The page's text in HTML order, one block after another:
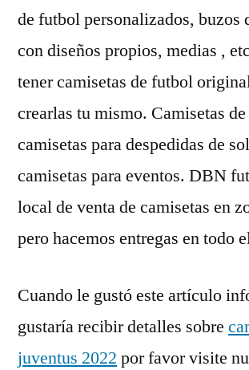
de futbol personalizados, buzos
con diseños propios, medias ,
tener camisetas de futbol
crearlas tu mismo. Camisetas
camisetas para despedidas de
camisetas para eventos. DBN
local de venta de camisetas en
pero hacemos entregas en todo
Cuando le gustó este artículo
gustaría recibir detalles sobre
juventus 2022 por favor visite